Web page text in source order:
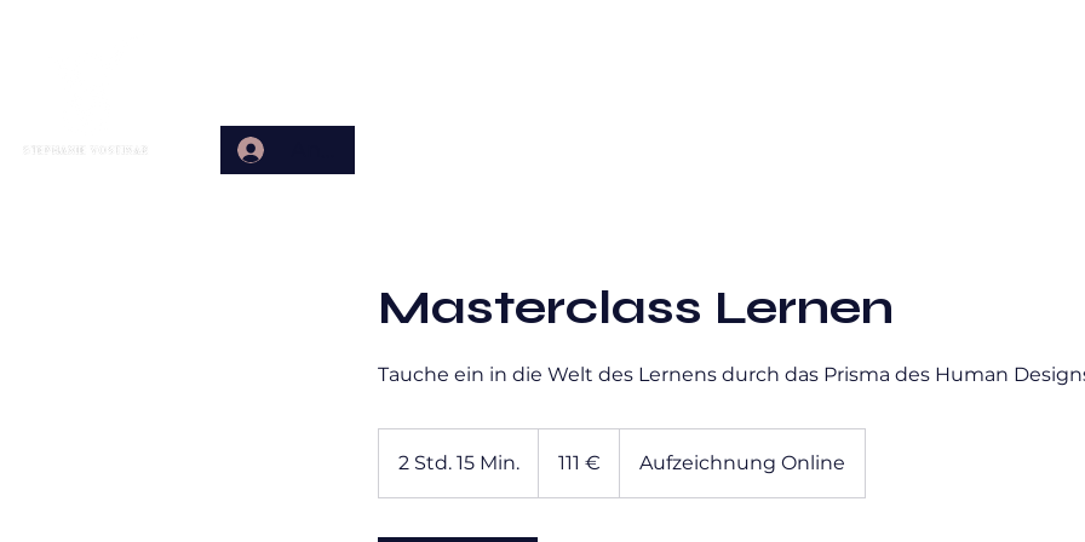
Masterclass Lernen
Tauche ein in die Welt des Lernens durch das Prisma des Human
2 Std. 15 Min.
S
111 € Aufzeichnung Online